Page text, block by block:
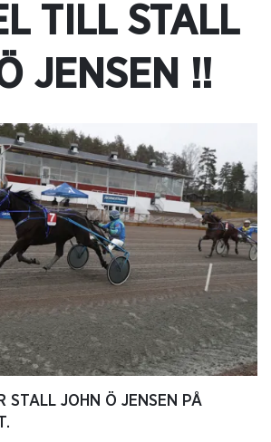
TILL STALL
JENSEN !!
STALL JOHN Ö JENSEN PÅ